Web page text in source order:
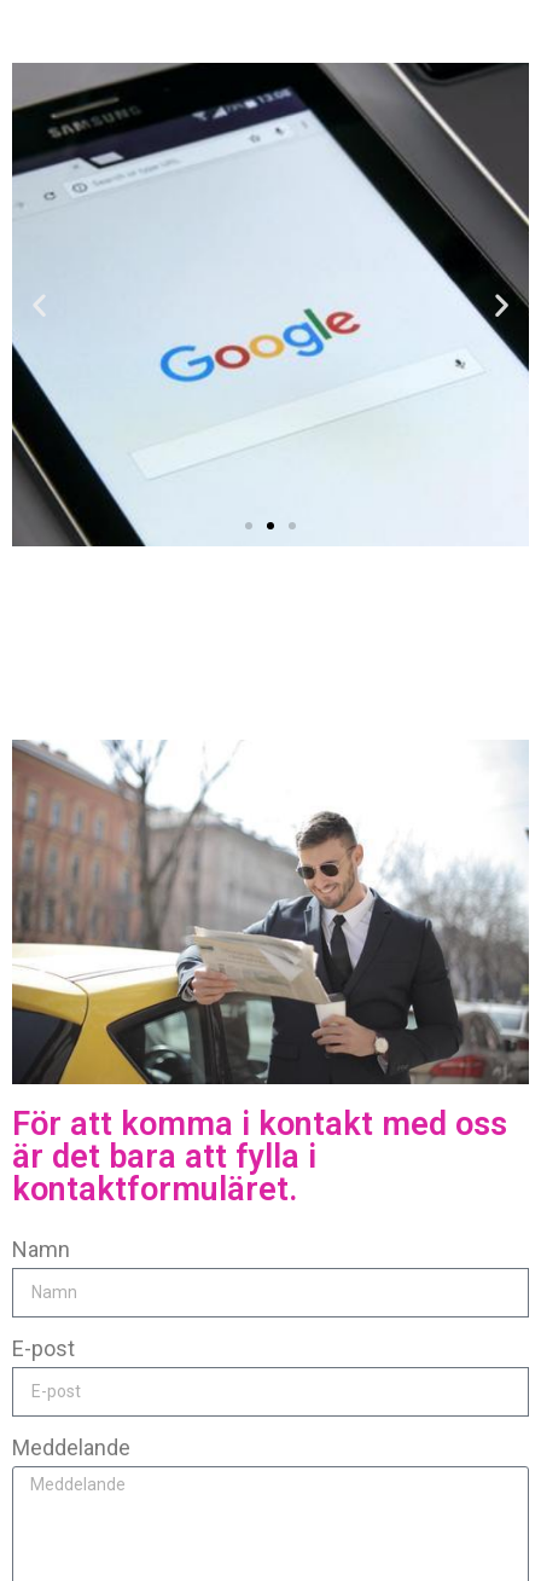
Klicka här
För att komma i kontakt med oss
är det bara att fylla i
kontaktformuläret.
Namn
E-post
Meddelande